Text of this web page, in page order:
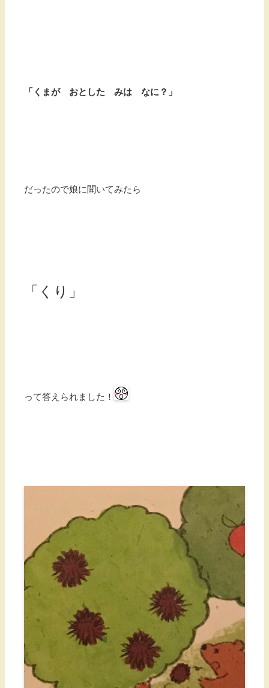
「くまが おとした みは なに？」
だったので娘に聞いてみたら
「くり」
って答えられました！